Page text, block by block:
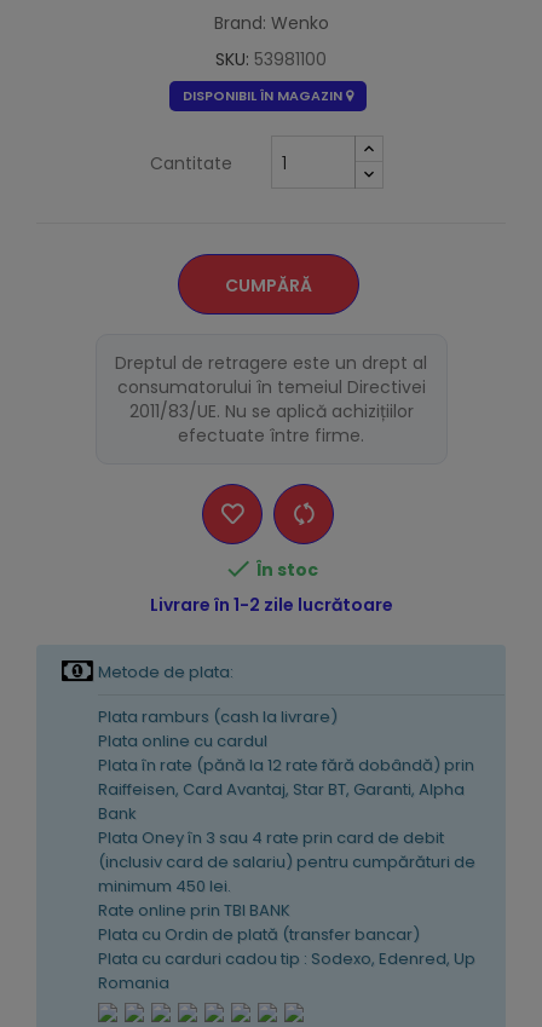
Brand: Wenko
SKU: 53981100
DISPONIBIL ÎN MAGAZIN
Cantitate
CUMPĂRĂ
Dreptul de retragere este un drept al
consumatorului în temeiul Directivei
2011/83/UE. Nu se aplică achizițiilor
efectuate între firme.
 În stoc
Livrare în 1-2 zile lucrătoare
Metode de plata:
Plata ramburs (cash la livrare)
Plata online cu cardul
Plata în rate (pănă la 12 rate fără dobândă) prin
Raiffeisen, Card Avantaj, Star BT, Garanti, Alpha
Bank
Plata Oney în 3 sau 4 rate prin card de debit
(inclusiv card de salariu) pentru cumpărături de
minimum 450 lei.
Rate online prin TBI BANK
Plata cu Ordin de plată (transfer bancar)
Plata cu carduri cadou tip : Sodexo, Edenred, Up
Romania